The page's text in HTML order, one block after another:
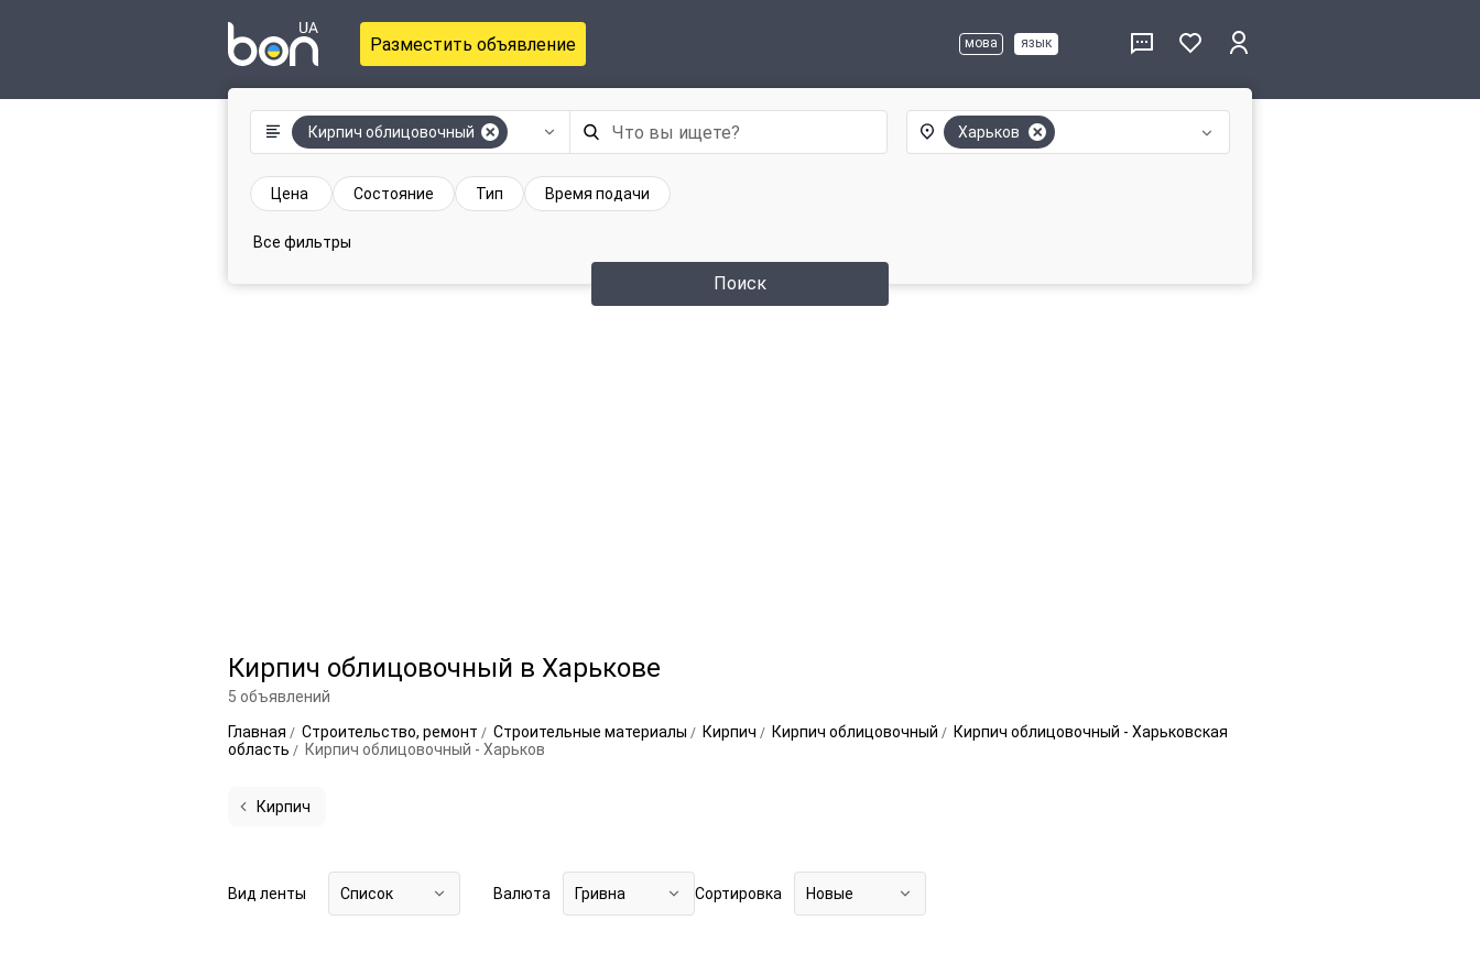
Разместить объявление мова язык
Кирпич облицовочный Харьков
Поиск
Цена Состояние Тип Время подачи
Все фильтры
Кирпич облицовочный в Харькове
5 объявлений
Главная
Строительство, ремонт Строительные материалы Кирпич Кирпич облицовочный
Кирпич облицовочный - Харьковская
область
Кирпич облицовочный - Харьков
Кирпич
Вид ленты Список Валюта Гривна Сортировка Новые